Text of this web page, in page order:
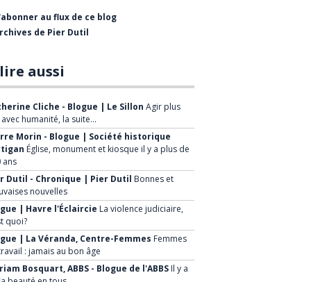
et rédacteur-en-
de divers hebdomadaires,
également collaboré à
reprises à la radio et
la télévision de Radio-
six ans, j’ai quitté le
pour me joindre
Groupe Canam Manac où
rempli diverses fonctions
22 ans. J’ai aussi
occupé des
chez Québécor et j’ai
associé chez
au flux de ce blog
de Pier Dutil
aussi
Cliche - Blogue | Le Sillon Agir plus
humanité, la suite…
Morin - Blogue | Société historique
Église, monument et kiosque il y a plus de
ans
Dutil - Chronique | Pier Dutil Bonnes et
nouvelles
| Havre l'Éclaircie La violence judiciaire,
quoi?
| La Véranda, Centre-Femmes Femmes
: jamais au bon âge
Bosquart, ABBS - Blogue de l'ABBS Il y a